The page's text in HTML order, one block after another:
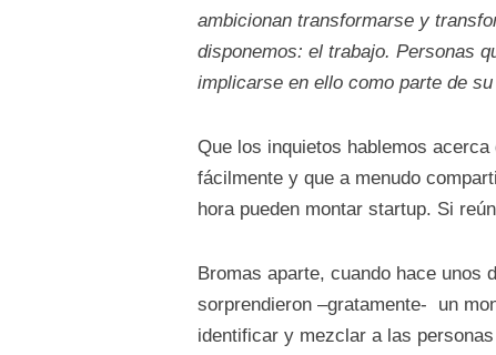
ambicionan transformarse y
disponemos: el trabajo. Personas
implicarse en ello como parte de
Que los inquietos hablemos
fácilmente y que a menudo
hora pueden montar startup. Si
Bromas aparte, cuando hace unos
sorprendieron –gratamente- un
identificar y mezclar a las